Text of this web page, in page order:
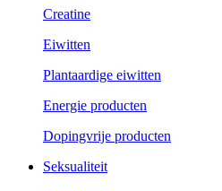
Creatine
Eiwitten
Plantaardige eiwitten
Energie producten
Dopingvrije producten
Seksualiteit